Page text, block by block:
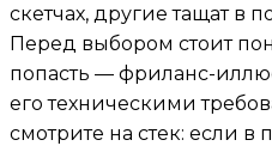
скетчах, другие тащат в
Перед выбором стоит
попасть — фриланс-
его техническими
смотрите на стек: если